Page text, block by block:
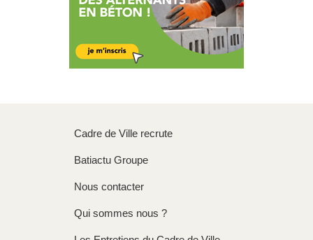
Cadre de Ville recrute
Batiactu Groupe
Nous contacter
Qui sommes nous ?